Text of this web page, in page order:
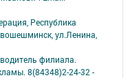
Республика
ул.Ленина,
филиала.
8(84348)2-24-32 -